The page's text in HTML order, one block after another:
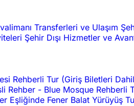
Transferleri ve Ulaşım
Şehir Dışı Hizmetler ve
Rehberli Tur (Giriş Biletleri
Rehber - Blue Mosque Rehberli
Eşliğinde Fener Balat Yürüyüş